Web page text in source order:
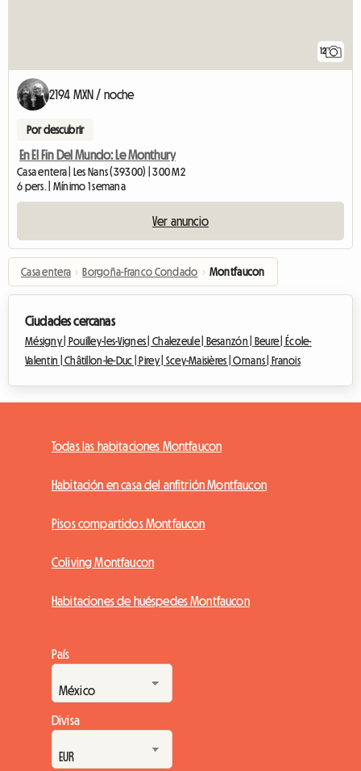
12
2194 MXN / noche
Por descubrir
En El Fin Del Mundo: Le Monthury
Casa entera | Les Nans (39300) | 300 M2
6 pers. | Mínimo 1 semana
Ver anuncio
Casa entera › Borgoña-Franco Condado › Montfaucon
Ciudades cercanas
Mésigny | Pouilley-les-Vignes | Chalezeule | Besanzón | Beure |
École-
Valentin |Châtillon-le-Duc | Pirey | Scey-Maisières |Ornans | Franois
Todas las habitaciones Montfaucon
Habitación en casa del anfitrión Montfaucon
Pisos compartidos Montfaucon
Coliving Montfaucon
Habitaciones de huéspedes Montfaucon
País
Divisa